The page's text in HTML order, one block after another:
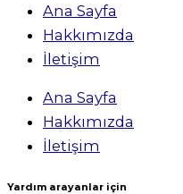
Ana Sayfa
Hakkımızda
İletişim
Ana Sayfa
Hakkımızda
İletişim
Yardım arayanlar için